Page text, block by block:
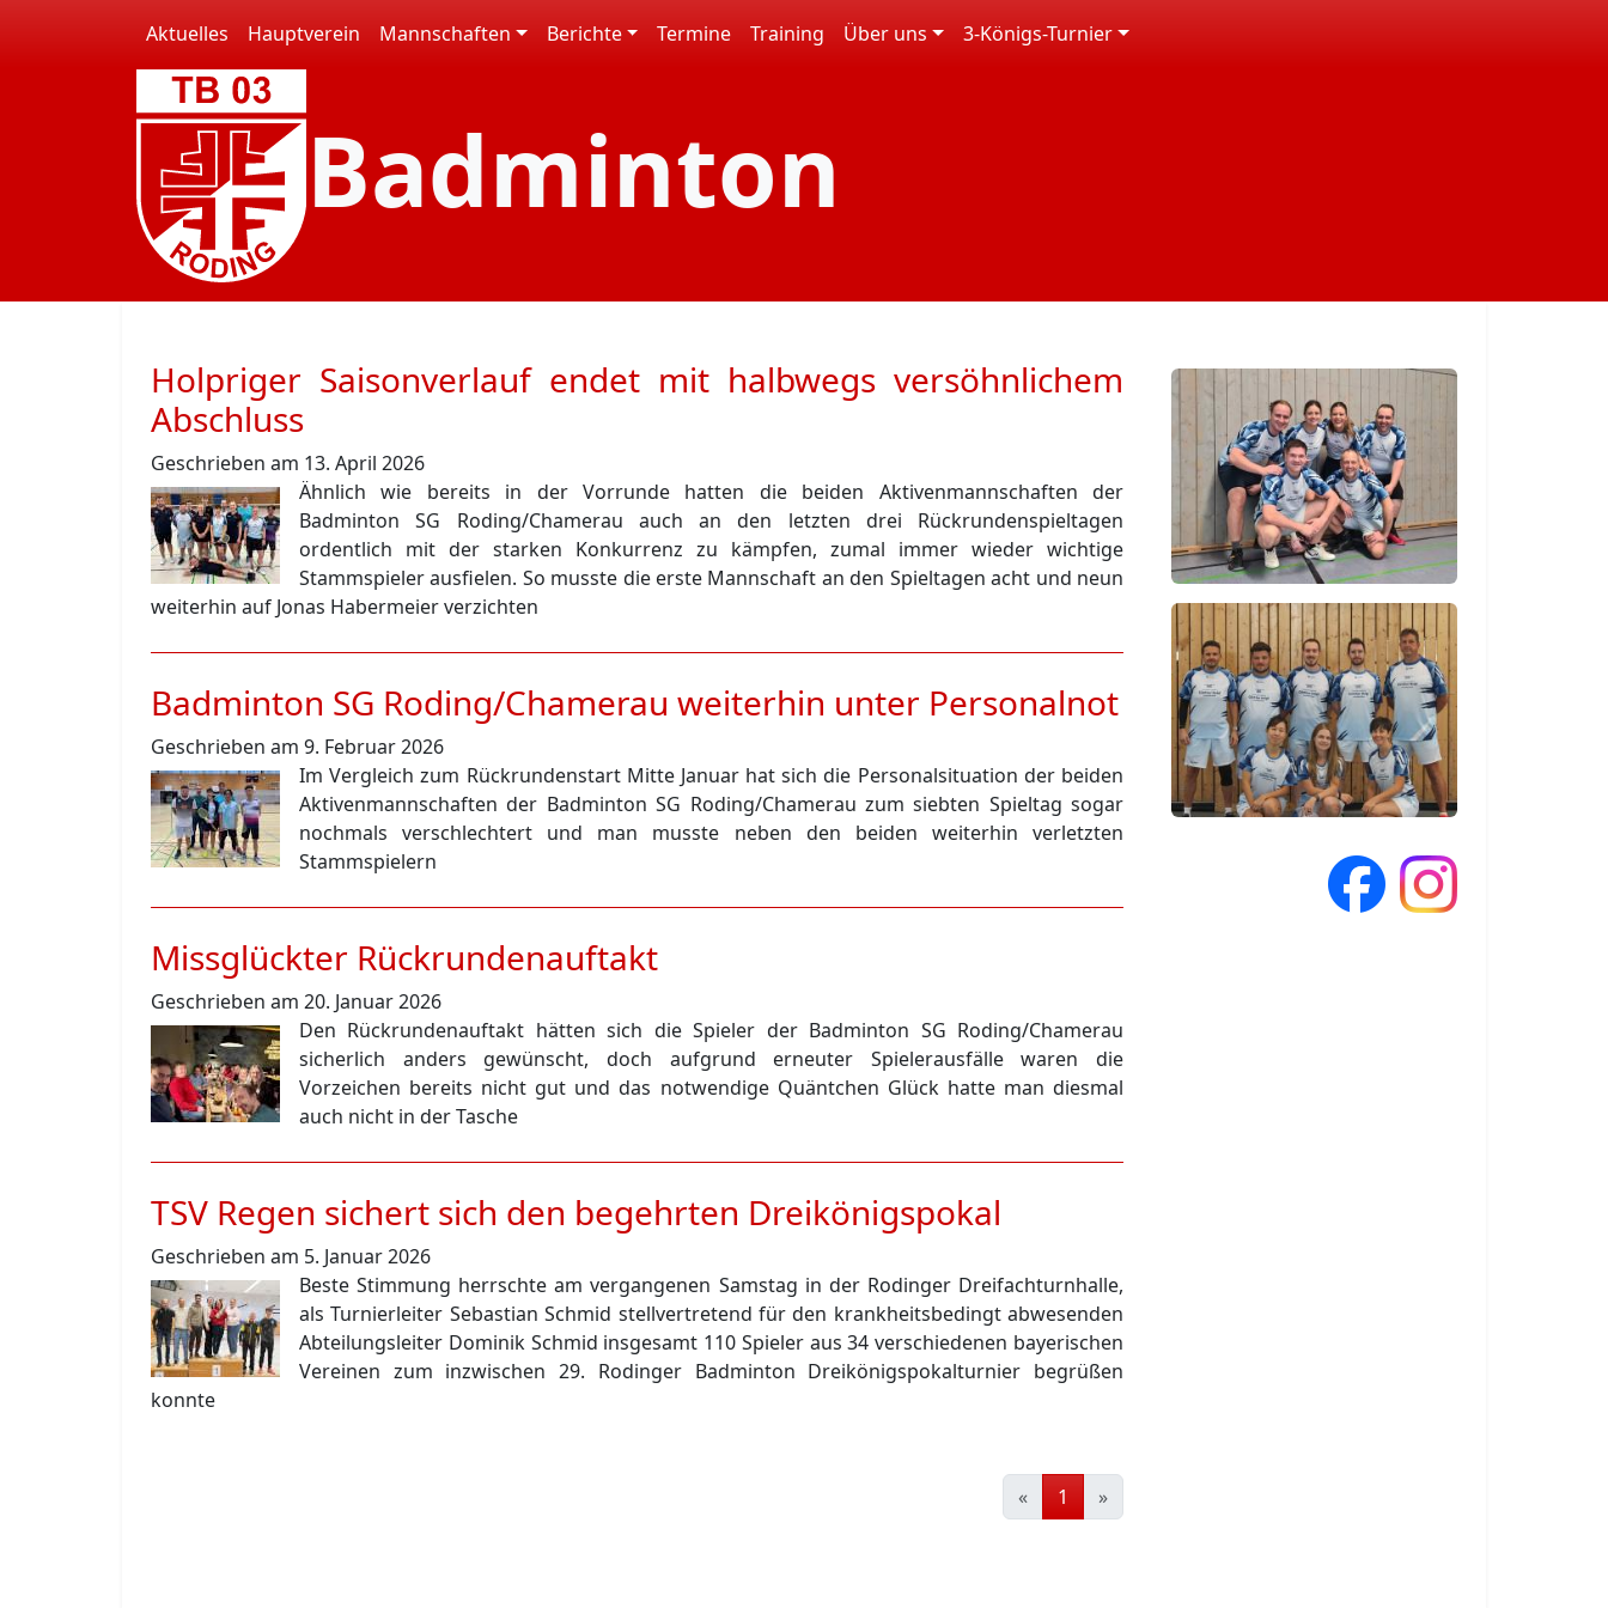
Aktuelles Hauptverein Mannschaften Berichte Termine Training Über uns 3-Königs-Turnier
Badminton
Holpriger Saisonverlauf endet mit halbwegs versöhnlichem
Abschluss
Geschrieben am 13. April 2026
Ähnlich wie bereits in der Vorrunde hatten die beiden Aktivenmannschaften der
Badminton SG Roding/Chamerau auch an den letzten drei Rückrundenspieltagen
ordentlich mit der starken Konkurrenz zu kämpfen, zumal immer wieder wichtige
Stammspieler ausfielen. So musste die erste Mannschaft an den Spieltagen acht und neun
weiterhin auf Jonas Habermeier verzichten
Badminton SG Roding/Chamerau weiterhin unter Personalnot
Geschrieben am 9. Februar 2026
Im Vergleich zum Rückrundenstart Mitte Januar hat sich die Personalsituation der beiden
Aktivenmannschaften der Badminton SG Roding/Chamerau zum siebten Spieltag sogar
nochmals verschlechtert und man musste neben den beiden weiterhin verletzten
Stammspielern
Missglückter Rückrundenauftakt
Geschrieben am 20. Januar 2026
Den Rückrundenauftakt hätten sich die Spieler der Badminton SG Roding/Chamerau
sicherlich anders gewünscht, doch aufgrund erneuter Spielerausfälle waren die
Vorzeichen bereits nicht gut und das notwendige Quäntchen Glück hatte man diesmal
auch nicht in der Tasche
TSV Regen sichert sich den begehrten Dreikönigspokal
Geschrieben am 5. Januar 2026
Beste Stimmung herrschte am vergangenen Samstag in der Rodinger Dreifachturnhalle,
als Turnierleiter Sebastian Schmid stellvertretend für den krankheitsbedingt abwesenden
Abteilungsleiter Dominik Schmid insgesamt 110 Spieler aus 34 verschiedenen bayerischen
Vereinen zum inzwischen 29. Rodinger Badminton Dreikönigspokalturnier begrüßen
konnte
« 1 »